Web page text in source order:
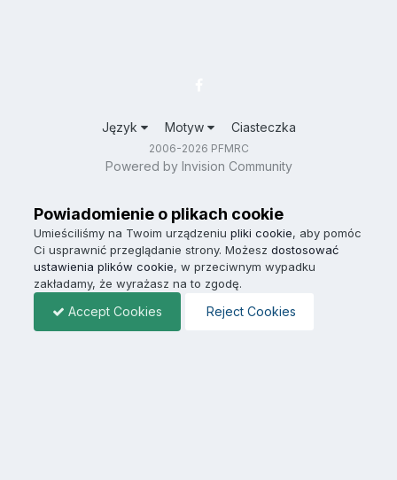
Język Motyw Ciasteczka
2006-2026 PFMRC
Powered by Invision Community
Powiadomienie o plikach cookie
Umieściliśmy na Twoim urządzeniu pliki cookie, aby pomóc
Ci usprawnić przeglądanie strony. Możesz dostosować
ustawienia plików cookie, w przeciwnym wypadku
zakładamy, że wyrażasz na to zgodę.
Accept Cookies Reject Cookies